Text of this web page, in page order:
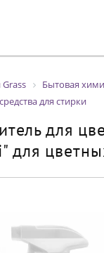
Бытовая
для стирки
для
для